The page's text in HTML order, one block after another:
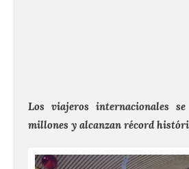
Los viajeros internacionales
millones y alcanzan récord